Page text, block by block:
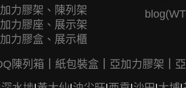
力膠架、陳列架
力膠座、展示架
力膠盒、展示櫃
陳列箱 紙包裝盒 亞加力膠架